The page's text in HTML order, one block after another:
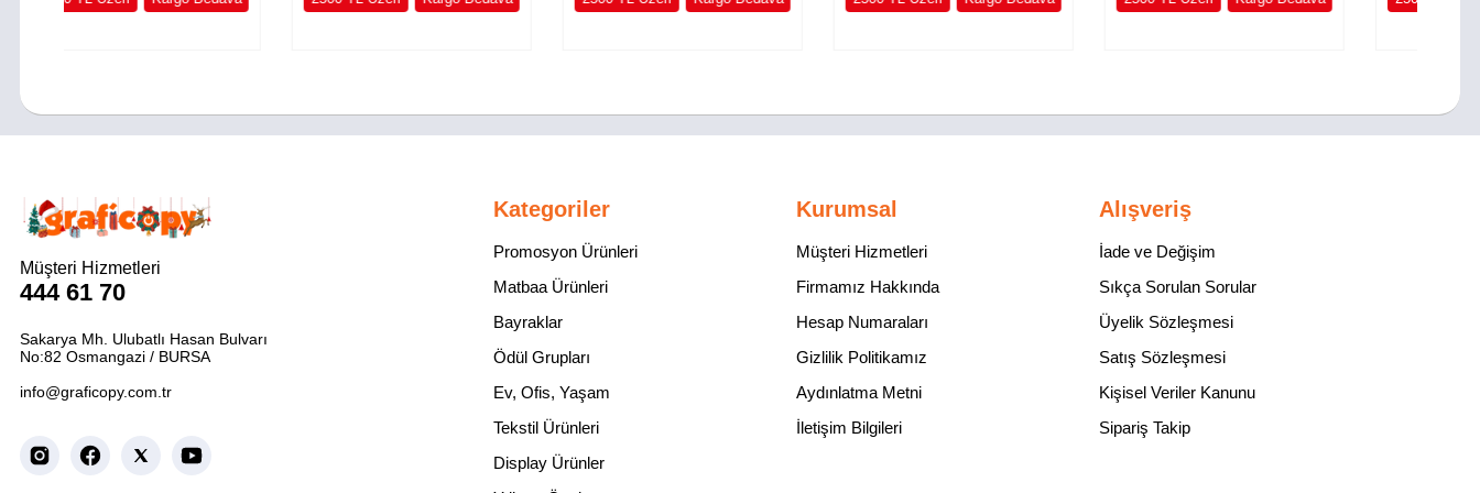
Müşteri Hizmetleri
444 61 70
Sakarya Mh. Ulubatlı Hasan Bulvarı
No:82 Osmangazi / BURSA
info@graficopy.com.tr
Kategoriler Kurumsal Alışveriş
Promosyon Ürünleri
Matbaa Ürünleri
Bayraklar
Ödül Grupları
Ev, Ofis, Yaşam
Tekstil Ürünleri
Display Ürünler
Müşteri Hizmetleri
Firmamız Hakkında
Hesap Numaraları
Gizlilik Politikamız
Aydınlatma Metni
İletişim Bilgileri
İade ve Değişim
Sıkça Sorulan Sorular
Üyelik Sözleşmesi
Satış Sözleşmesi
Kişisel Veriler Kanunu
Sipariş Takip